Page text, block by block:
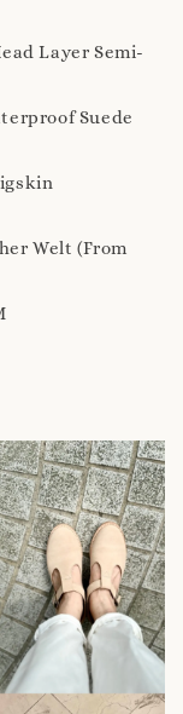
Layer Semi-
Suede
Welt (From